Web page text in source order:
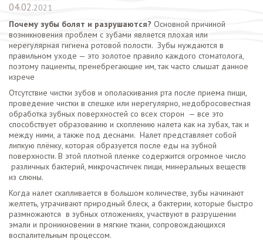
04.02.2021
Почему зубы болят и разрушаются? Основной причиной
возникновения проблем с зубами является плохая или
нерегулярная гигиена ротовой полости. Зубы нуждаются в
правильном уходе — это золотое правило каждого стоматолога,
поэтому пациенты, пренебрегающие им, так часто слышат данное
изрече
Отсутствие чистки зубов и ополаскивания рта после приема пищи,
проведение чистки в спешке или нерегулярно, недобросовестная
обработка зубных поверхностей со всех сторон — все это
способствует образованию и скоплению налета как на зубах, так и
между ними, а также под деснами. Налет представляет собой
липкую плёнку, которая образуется после еды на зубной
поверхности. В этой плотной пленке содержится огромное число
различных бактерий, микрочастичек пищи, минеральных веществ
из слюны.
Когда налет скапливается в большом количестве, зубы начинают
желтеть, утрачивают природный блеск, а бактерии, которые быстро
размножаются в зубных отложениях, участвуют в разрушении
эмали и проникновении в мягкие ткани, сопровождающихся
воспалительным процессом.